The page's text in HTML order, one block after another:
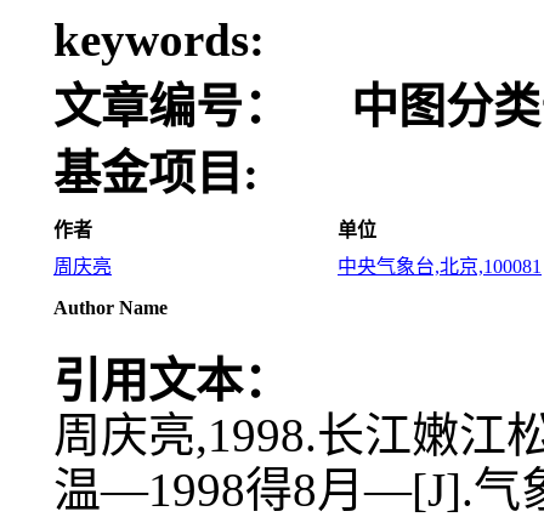
keywords:
文章编号：
中图分
基金项目:
作者
单位
周庆亮
中央气象台,北京,100081
Author Name
引用文本：
周庆亮,1998.长江嫩江
温—1998得8月—[J].气